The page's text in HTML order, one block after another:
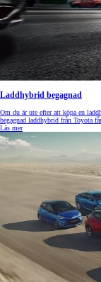
Laddhybrid begagnad
Om du är ute efter att köpa en
begagnad laddhybrid från Toyota
Läs mer